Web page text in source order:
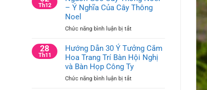
Th12
– Ý Nghĩa Của Cây Thông
Noel
Chức năng bình luận bị tắtở
Gốc
Cây
Thông
Noel
–
28
Th11
Hướng Dẫn 30 Ý Tưởng Cắm
Hoa Trang Trí Bàn Hội Nghị
và Bàn Họp Công Ty
Chức năng bình luận bị tắtở